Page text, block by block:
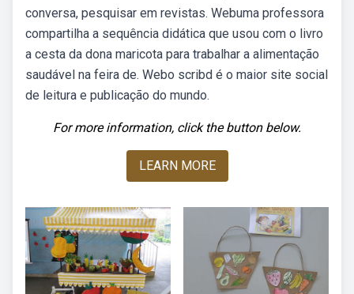
conversa, pesquisar em revistas. Webuma professora
compartilha a sequência didática que usou com o livro
a cesta da dona maricota para trabalhar a alimentação
saudável na feira de. Webo scribd é o maior site social
de leitura e publicação do mundo.
For more information, click the button below.
LEARN MORE